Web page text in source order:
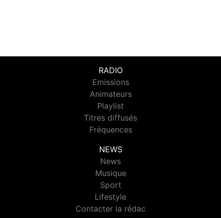
RADIO
Emissions
Animateurs
Playlist
Titres diffusés
Fréquences
NEWS
News
Musique
Sport
Lifestyle
Contacter la rédac